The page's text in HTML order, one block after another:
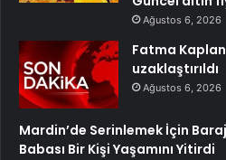
Ağustos 6, 2026
Fatma
uzaklaştırıldı
Ağustos 6, 2026
Mardin’de Serinlemek İçin
Babası Bir Kişi Yaşamını Yitirdi